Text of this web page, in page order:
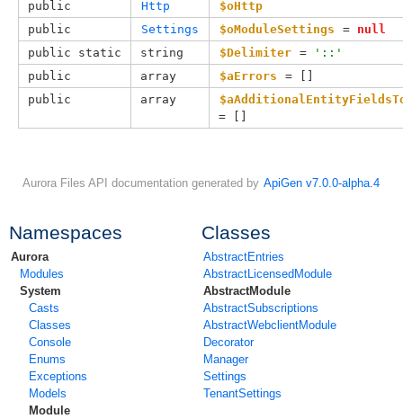
Namespaces
Aurora
Modules
System
Casts
Classes
Console
Enums
Exceptions
Models
Module
Classes
AbstractEntries
AbstractLicensedModule
AbstractModule
AbstractSubscriptions
AbstractWebclientModule
Decorator
Manager
Settings
TenantSettings
public Http
$oHttp
public
Settings $oModuleSettings = null
public static
string $Delimiter =
'::'
public
array $aErrors
= []
public
array
= []
Aurora Files API documentation generated by ApiGen v7.0.0-alpha.4